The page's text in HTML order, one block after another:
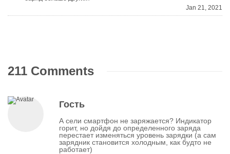
Jan 21, 2021
211 Comments
Гость
А сели смартфон не заряжается? Индикатор
горит, но дойдя до определенного заряда
перестает изменяться уровень зарядки (а сам
зарядник становится холодным, как будто не
работает)